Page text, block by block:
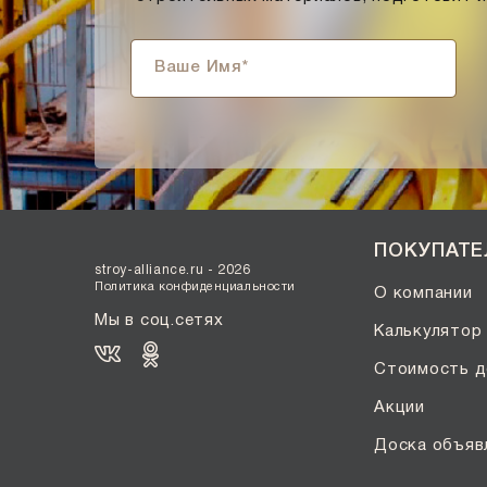
Солома С23
Супер-белый
Супербелый
Темно-Коричневый, Коричневый
Темно-красный
Темно-серый
Флеш-обжиг
Черно-коричневый
Черно-фиолетовый, бордовый
stroy-alliance.ru - 2026
Политика конфиденциальности
Мы в соц.сетях
О компании
Калькулятор
Стоимость
Акции
Доска